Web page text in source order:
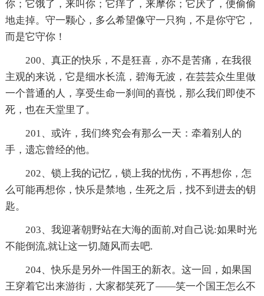
你；它饿了，来叫你；它痒了，来摩你；它厌了，便偷偷
地走掉。守一颗心，多么希望像守一只狗，不是你守它，
而是它守你！
200、真正的快乐，不是狂喜，亦不是苦痛，在我很
主观的来说，它是细水长流，碧海无波，在芸芸众生里做
一个普通的人，享受生命一刹间的喜悦，那么我们即使不
死，也在天堂里了。
201、或许，我们终究会有那么一天：牵着别人的
手，遗忘曾经的他。
202、锁上我的记忆，锁上我的忧伤，不再想你，怎
么可能再想你，快乐是禁地，生死之后，找不到进去的钥
匙。
203、我迎著朝野站在大海的面前,对自己说:如果时光
不能倒流,就让这一切,随风而去吧.
204、快乐是另外一件国王的新衣。这一回，如果国
王穿着它出来游街，大家都笑死了——笑一个国王怎么不